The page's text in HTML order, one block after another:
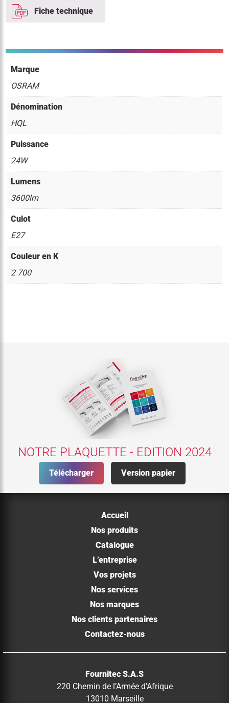
Fiche technique
Marque
OSRAM
Dénomination
HQL
Puissance
24W
Lumens
3600lm
Culot
E27
Couleur en K
2 700
NOTRE PLAQUETTE - EDITION 2024
Télécharger Version papier
Accueil
Nos produits
Catalogue
L’entreprise
Vos projets
Nos services
Nos marques
Nos clients partenaires
Contactez-nous
Fournitec S.A.S
220 Chemin de l’Armée d’Afrique
13010 Marseille